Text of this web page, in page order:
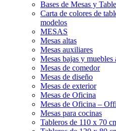
Bases de Mesas y
Carta de colores de
modelos
MESAS
Mesas altas
Mesas auxiliares
Mesas bajas y
Mesas de comedor
Mesas de diseño
Mesas de exterior
Mesas de Oficina
Mesas de Oficina –
Mesas para cocinas
Tableros de 110 x 70